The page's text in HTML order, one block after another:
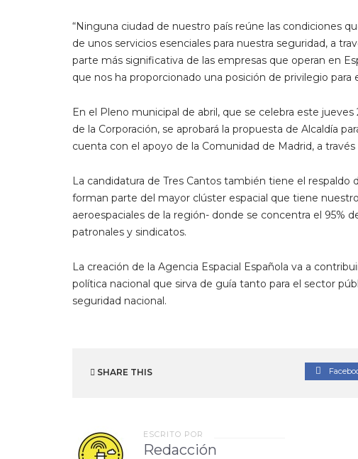
“Ninguna ciudad de nuestro país reúne las condiciones
de unos servicios esenciales para nuestra seguridad, a
parte más significativa de las empresas que operan en
que nos ha proporcionado una posición de privilegio para
En el Pleno municipal de abril, que se celebra este
de la Corporación, se aprobará la propuesta de Alcaldía
cuenta con el apoyo de la Comunidad de Madrid, a
La candidatura de Tres Cantos también tiene el respaldo
forman parte del mayor clúster espacial que tiene
aeroespaciales de la región- donde se concentra el 95%
patronales y sindicatos.
La creación de la Agencia Espacial Española va a
política nacional que sirva de guía tanto para el sector
seguridad nacional.
SHARE THIS
ESCRITO POR
Redacción